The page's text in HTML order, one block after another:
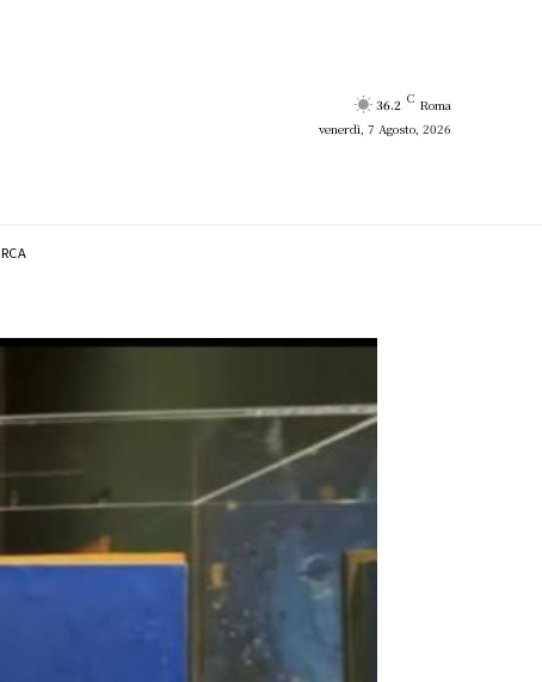
36.2 C Roma
venerdì, 7 Agosto, 2026